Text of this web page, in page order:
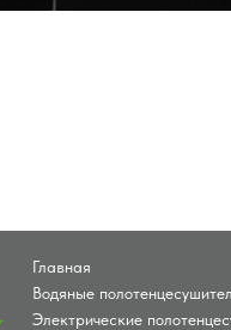
Главная
Водяные
Электрические